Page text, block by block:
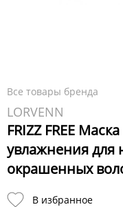
Все товары бренда
LORVENN
FRIZZ FREE
увлажнения
окрашенных
В избранное